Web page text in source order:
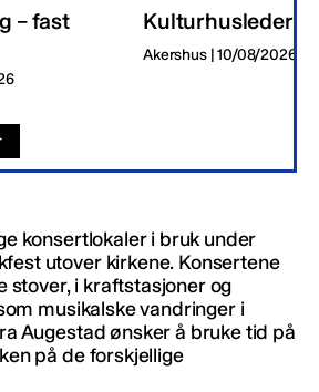
– fast
Kulturhusleder
Akershus | 10/08/2026
konsertlokaler i bruk under
utover kirkene. Konsertene
stover, i kraftstasjoner og
musikalske vandringer i
Augestad ønsker å bruke tid på
på de forskjellige